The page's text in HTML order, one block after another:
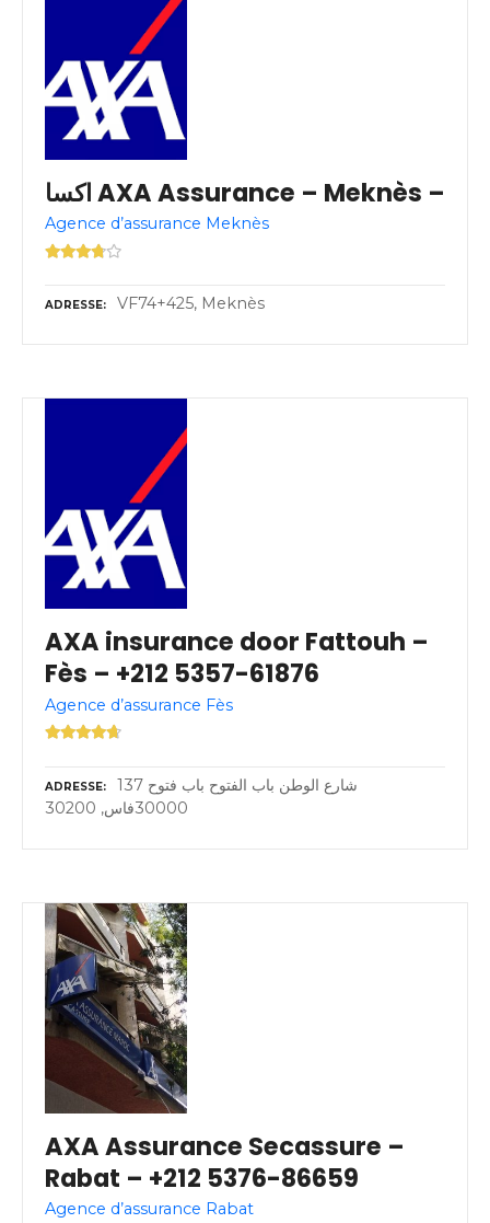
اكسا AXA Assurance – Meknès –
Agence d’assurance Meknès
ADRESSE VF74+425, Meknès
AXA insurance door Fattouh –
Fès – +212 5357-61876
Agence d’assurance Fès
ADRESSE
137 شارع الوطن باب الفتوح باب فتوح
30000فاس, 30200
AXA Assurance Secassure –
Rabat – +212 5376-86659
Agence d’assurance Rabat